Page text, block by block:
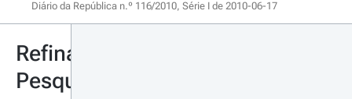
Diário da República n.º 116/2010, Série I de 2010-06-17
Refinar
Pesquisa